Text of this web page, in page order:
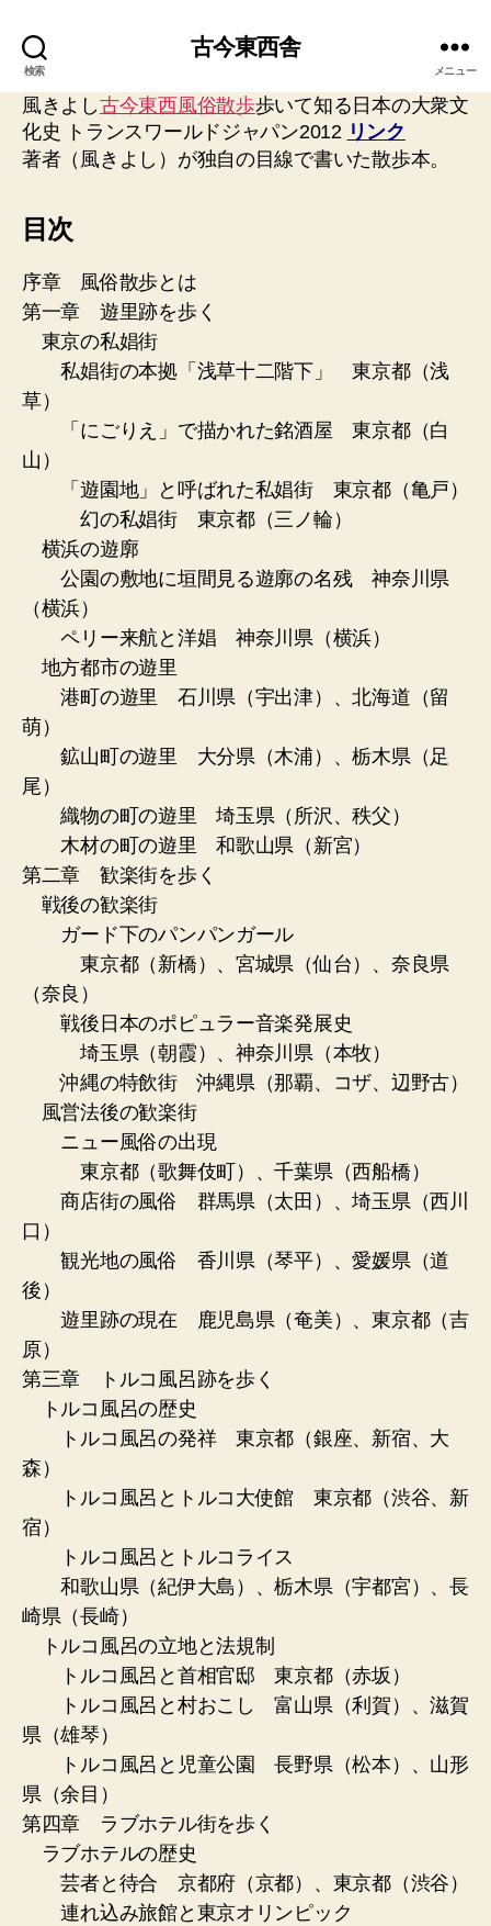
検索
古今東西舎
メニュー
風きよし古今東西風俗散歩歩いて知る日本の大衆文
化史 トランスワールドジャパン2012 リンク
著者（風きよし）が独自の目線で書いた散歩本。
目次
序章 風俗散歩とは
第一章 遊里跡を歩く
東京の私娼街
私娼街の本拠「浅草十二階下」 東京都（浅
草）
「にごりえ」で描かれた銘酒屋 東京都（白
山）
「遊園地」と呼ばれた私娼街 東京都（亀戸）
幻の私娼街 東京都（三ノ輪）
横浜の遊廓
公園の敷地に垣間見る遊廓の名残 神奈川県
（横浜）
ペリー来航と洋娼 神奈川県（横浜）
地方都市の遊里
港町の遊里 石川県（宇出津）、北海道（留
萌）
鉱山町の遊里 大分県（木浦）、栃木県（足
尾）
織物の町の遊里 埼玉県（所沢、秩父）
木材の町の遊里 和歌山県（新宮）
第二章 歓楽街を歩く
戦後の歓楽街
ガード下のパンパンガール
東京都（新橋）、宮城県（仙台）、奈良県
（奈良）
戦後日本のポピュラー音楽発展史
埼玉県（朝霞）、神奈川県（本牧）
沖縄の特飲街 沖縄県（那覇、コザ、辺野古）
風営法後の歓楽街
ニュー風俗の出現
東京都（歌舞伎町）、千葉県（西船橋）
商店街の風俗 群馬県（太田）、埼玉県（西川
口）
観光地の風俗 香川県（琴平）、愛媛県（道
後）
遊里跡の現在 鹿児島県（奄美）、東京都（吉
原）
第三章 トルコ風呂跡を歩く
トルコ風呂の歴史
トルコ風呂の発祥 東京都（銀座、新宿、大
森）
トルコ風呂とトルコ大使館 東京都（渋谷、新
宿）
トルコ風呂とトルコライス
和歌山県（紀伊大島）、栃木県（宇都宮）、長
崎県（長崎）
トルコ風呂の立地と法規制
トルコ風呂と首相官邸 東京都（赤坂）
トルコ風呂と村おこし 富山県（利賀）、滋賀
県（雄琴）
トルコ風呂と児童公園 長野県（松本）、山形
県（余目）
第四章 ラブホテル街を歩く
ラブホテルの歴史
芸者と待合 京都府（京都）、東京都（渋谷）
連れ込み旅館と東京オリンピック